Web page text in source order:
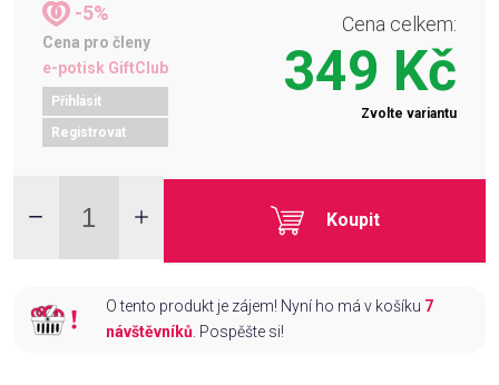
-5%
Cena pro členy
e-potisk GiftClub
Přihlásit
Registrovat
Cena celkem:
349 Kč
Zvolte variantu
Koupit
O tento produkt je zájem! Nyní ho má v košíku 7
návštěvníků. Pospěšte si!